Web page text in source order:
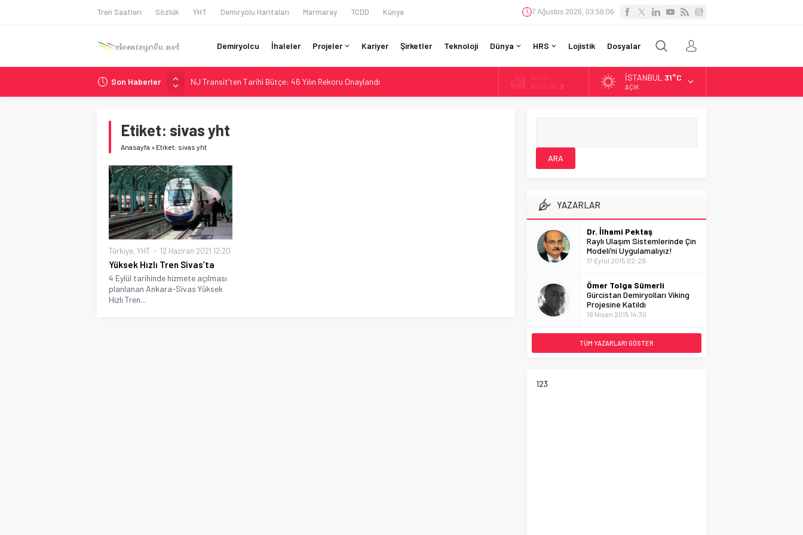
Tren Saatleri Sözlük YHT Demiryolu Haritaları Marmaray TCDD Künye 7 Ağustos 2026, 03:58:07
Demiryolcu İhaleler Projeler Kariyer Şirketler Teknoloji Dünya HRS Lojistik Dosyalar
Son Haberler
NJ Transit’ten Tarihi Bütçe: 46 Yılın Rekoru Onaylandı
Rocky Mountain, Güneş Enerjili Tesisten İlk Rayı Sevk Etti
Long Beach Limanı’na 58 Milyon Dolarlık Yeşil Yatırım Ödülü
Chicago’da Metra Polisi BVLOS Drone’larla Müdahale Süresini Kısalttı
ALTIN
6.519,97
47,7025
EURO
İSTANBUL 31°C
AÇIK
Etiket: sivas yht
Anasayfa » Etiket: sivas yht
Türkiye, YHT 12 Haziran 2021 12:20
Yüksek Hızlı Tren Sivas’ta
4 Eylül tarihinde hizmete açılması
planlanan Ankara-Sivas Yüksek
Hızlı Tren...
YAZARLAR
Dr. İlhami Pektaş
Raylı Ulaşım Sistemlerinde Çin
Modeli’ni Uygulamalıyız!
17 Eylül 2015 02:29
Ömer Tolga Sümerli
Gürcistan Demiryolları Viking
Projesine Katıldı
16 Nisan 2015 14:30
TÜM YAZARLARI GÖSTER
123